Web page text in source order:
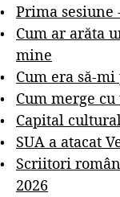
Prima sesiune
Cum ar arăta
mine
Cum era să-
Cum merge
Capital
SUA a atacat
Scriitori
2026